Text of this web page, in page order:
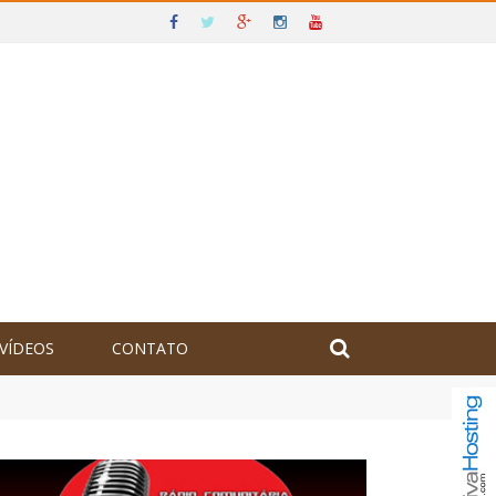
VÍDEOS CONTATO